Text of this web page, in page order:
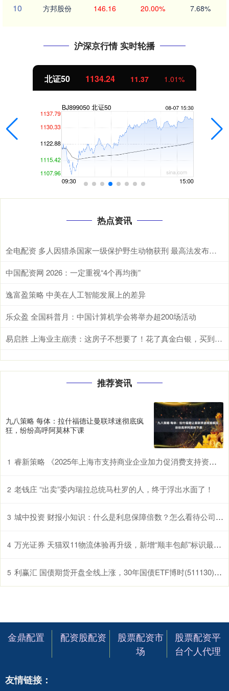
10 方邦股份 146.16 20.00% 7.68%
沪深京行情 实时轮播
北证50 1134.24 11.37 1.01%
热点资讯
全电配资 多人因猎杀国家一级保护野生动物获刑 最高法发布一批典型案例
中国配资网 2026：一定重视“4个再均衡”
逸富盈策略 中美在人工智能发展上的差异
乐众盈 全国科普月：中国计算机学会将举办超200场活动
易启胜 上海业主崩溃：这房子不想要了！花了真金白银，买到的居然是臭房……
推荐资讯
九八策略 每体：拉什福德让曼联球迷彻底疯
狂，纷纷高呼阿莫林下课
1 睿新策略 《2025年上海市支持商业企业加力促消费支持资金（服务消费场景创建项目）申报指南》发布
2 老钱庄 “出卖”委内瑞拉总统马杜罗的人，终于浮出水面了！
3 城中投资 财报小知识：什么是利息保障倍数？怎么看待公司支付利息的能力？
4 万光证券 天猫双11物流体验再升级，新增“顺丰包邮”标识最快次日达
5 利赢汇 国债期货开盘全线上涨，30年国债ETF博时(511130)红盘上扬，冲击3连涨
金鼎配置 配资股配资
股票配资市
场
股票配资平
台个人代理
友情链接：